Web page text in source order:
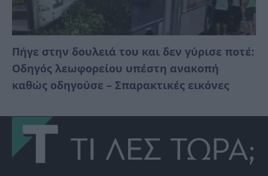
Πήγε στην δουλειά του και δεν γύρισε ποτέ:
Οδηγός λεωφορείου υπέστη ανακοπή
καθώς οδηγούσε – Σπαρακτικές εικόνες